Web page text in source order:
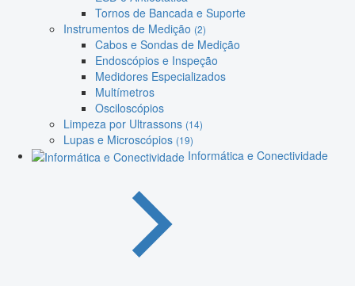
Tornos de Bancada e Suporte
Instrumentos de Medição (2)
Cabos e Sondas de Medição
Endoscópios e Inspeção
Medidores Especializados
Multímetros
Osciloscópios
Limpeza por Ultrassons (14)
Lupas e Microscópios (19)
Informática e Conectividade